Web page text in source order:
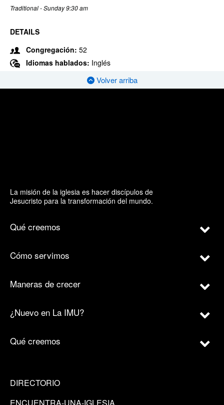
Traditional - Sunday 9:30 am
DETAILS
Congregación: 52
Idiomas hablados: Inglés
Volver arriba
La misión de la iglesia es hacer discípulos de
Jesucristo para la transformación del mundo.
Qué creemos
Cómo servimos
Maneras de crecer
¿Nuevo en La IMU?
Qué creemos
DIRECTORIO
ENCUENTRA-UNA-IGLESIA